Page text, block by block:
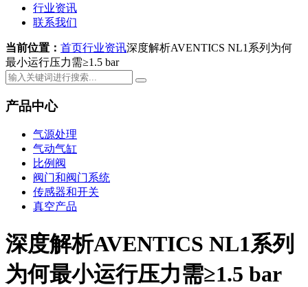
行业资讯
联系我们
当前位置： 首页行业资讯深度解析AVENTICS NL1系列为何
最小运行压力需≥1.5 bar
产品中心
气源处理
气动气缸
比例阀
阀门和阀门系统
传感器和开关
真空产品
深度解析AVENTICS NL1系列
为何最小运行压力需≥1.5 bar